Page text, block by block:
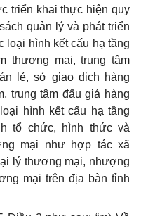
triển khai thực hiện quy
quản lý và phát triển
loại hình kết cấu hạ tầng
thương mại, trung tâm
lẻ, sở giao dịch hàng
trung tâm đấu giá hàng
hình kết cấu hạ tầng
tổ chức, hình thức và
mại như hợp tác xã
lý thương mại, nhượng
mại trên địa bàn tỉnh